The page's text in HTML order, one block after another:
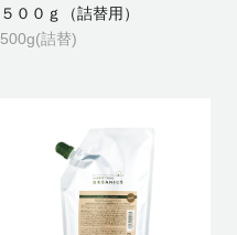
５００ｇ（詰替用）
500g(詰替)